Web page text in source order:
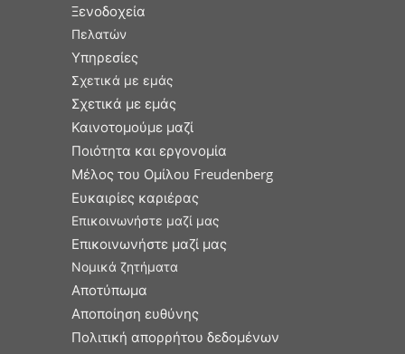
Ξενοδοχεία
Πελατών
Υπηρεσίες
Σχετικά με εμάς
Σχετικά με εμάς
Καινοτομούμε μαζί
Ποιότητα και εργονομία
Μέλος του Ομίλου Freudenberg
Ευκαιρίες καριέρας
Επικοινωνήστε μαζί μας
Επικοινωνήστε μαζί μας
Νομικά ζητήματα
Αποτύπωμα
Αποποίηση ευθύνης
Πολιτική απορρήτου δεδομένων